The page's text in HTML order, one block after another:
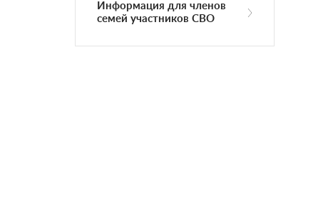
Информация для членов
семей участников СВО